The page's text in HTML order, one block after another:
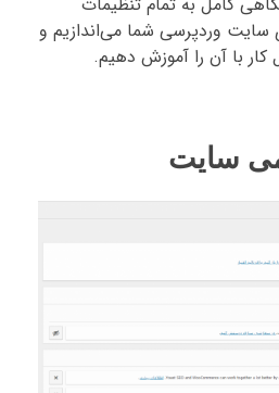
سایت وردپرسی شما می‌اندازیم و
با آن را آموزش دهیم.
سایت